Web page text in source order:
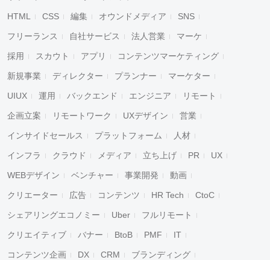
HTML CSS 編集 オウンドメディア SNS
フリーランス 自社サービス 法人営業 マーケ
採用 スカウト アプリ コンテンツマーケティング
新規事業 ディレクター プランナー マーケター
UIUX 運用 バックエンド エンジニア リモート
企画立案 リモートワーク UXデザイン 営業
インサイドセールス プラットフォーム 人材
インフラ クラウド メディア 立ち上げ PR UX
WEBデザイン ベンチャー 事業開発 動画
クリエーター 広告 コンテンツ HR Tech CtoC
シェアリングエコノミー Uber フルリモート
クリエイティブ バナー BtoB PMF IT
コンテンツ企画 DX CRM ブランディング